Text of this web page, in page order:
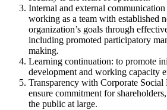
Internal and external
working as a team with established
organization’s goals through
including promoted participatory
making.
Learning continuation: to promote
development and working capacity
Transparency with Corporate
ensure commitment for
the public at large.